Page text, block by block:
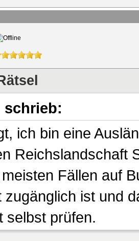
schrieb:
ich bin eine
Reichslandschaft
Fällen auf
zugänglich ist und
selbst prüfen.